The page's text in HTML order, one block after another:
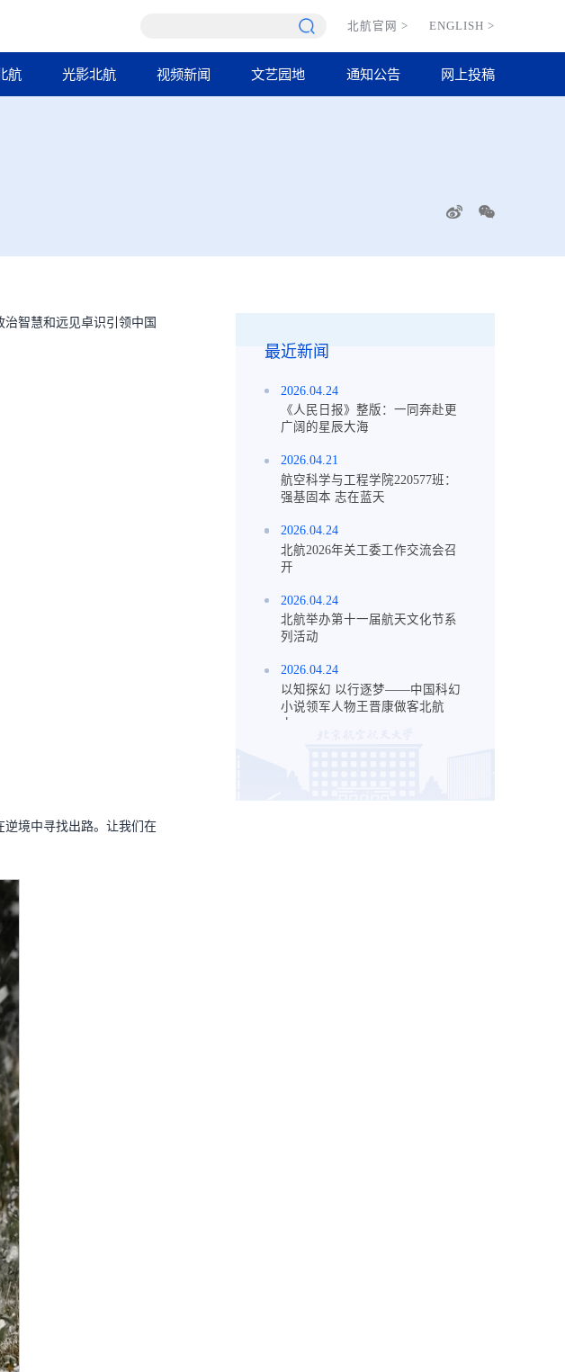
北航官网 > ENGLISH >
航 光影北航 视频新闻 文艺园地 通知公告 网上投稿
智慧和远见卓识引领中国
逆境中寻找出路。让我们在
最近新闻
2026.04.24
《人民日报》整版：一同奔赴更
广阔的星辰大海
2026.04.21
航空科学与工程学院220577班：
强基固本 志在蓝天
2026.04.24
北航2026年关工委工作交流会召
开
2026.04.24
北航举办第十一届航天文化节系
列活动
2026.04.24
以知探幻 以行逐梦——中国科幻
小说领军人物王晋康做客北航
大...